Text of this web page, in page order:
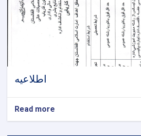
اطلاعیه
Read more
اطلاعیه